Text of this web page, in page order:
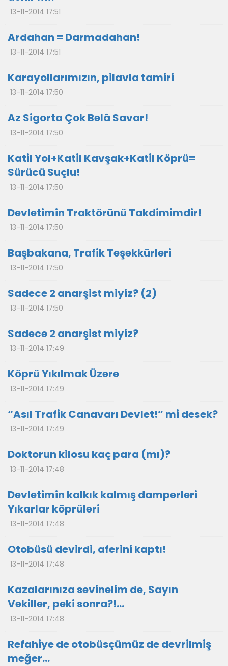
13-11-2014 17:51
Ardahan = Darmadahan!
13-11-2014 17:51
Karayollarımızın, pilavla tamiri
13-11-2014 17:50
Az Sigorta Çok Belâ Savar!
13-11-2014 17:50
Katil Yol+Katil Kavşak+Katil Köprü=
Sürücü Suçlu!
13-11-2014 17:50
Devletimin Traktörünü Takdimimdir!
13-11-2014 17:50
Başbakana, Trafik Teşekkürleri
13-11-2014 17:50
Sadece 2 anarşist miyiz? (2)
13-11-2014 17:50
Sadece 2 anarşist miyiz?
13-11-2014 17:49
Köprü Yıkılmak Üzere
13-11-2014 17:49
“Asıl Trafik Canavarı Devlet!” mi desek?
13-11-2014 17:49
Doktorun kilosu kaç para (mı)?
13-11-2014 17:48
Devletimin kalkık kalmış damperleri
Yıkarlar köprüleri
13-11-2014 17:48
Otobüsü devirdi, aferini kaptı!
13-11-2014 17:48
Kazalarınıza sevinelim de, Sayın
Vekiller, peki sonra?!...
13-11-2014 17:48
Refahiye de otobüsçümüz de devrilmiş
meğer…